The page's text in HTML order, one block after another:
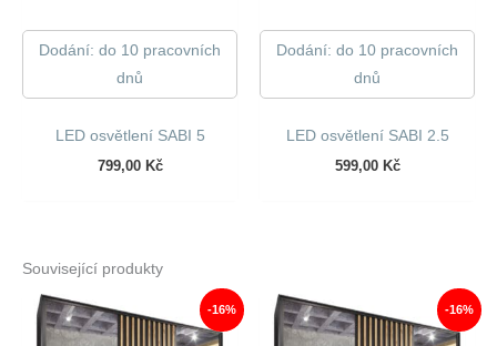
Dodání: do 10 pracovních
dnů
LED osvětlení SABI 5
799,00 Kč
Dodání: do 10 pracovních
dnů
LED osvětlení SABI 2.5
599,00 Kč
Související produkty
-16% -16%